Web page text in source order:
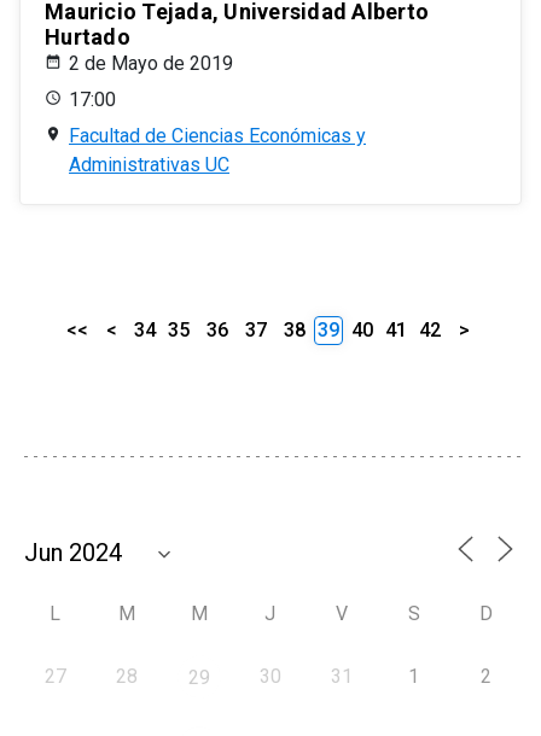
Mauricio Tejada, Universidad Alberto
Hurtado
2 de Mayo de 2019
17:00
Facultad de Ciencias Económicas y
Administrativas UC
<< < 34 35 36 37 38 39 40 41 42 >
L M M J V S D
27 28 29 30 31 1 2